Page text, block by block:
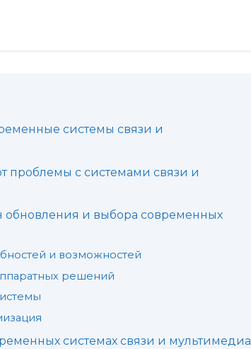
системы связи и
проблемы с системами связи и
и выбора современных
и возможностей
решений
системах связи и мультимедиа